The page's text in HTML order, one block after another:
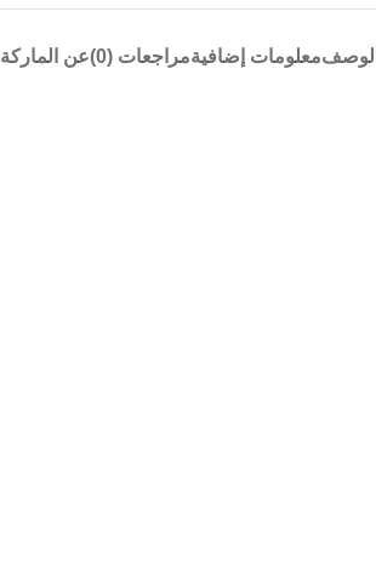
الوصفمعلومات إضافيةمراجعات (0) عن الماركة